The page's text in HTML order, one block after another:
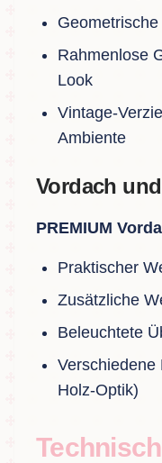
Rahmenlose
Look
Vintage-
Ambiente
Vordach
PREMIUM
Praktischer
Zusätzliche
Beleuchtete
Verschiedene
Holz-Optik)